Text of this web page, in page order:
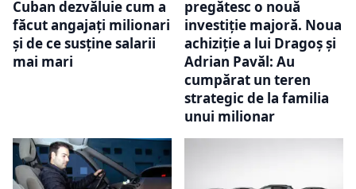
Cuban dezvăluie cum a
făcut angajați milionari
și de ce susține salarii
mai mari
pregătesc o nouă
investiție majoră. Noua
achiziție a lui Dragoș și
Adrian Pavăl: Au
cumpărat un teren
strategic de la familia
unui milionar